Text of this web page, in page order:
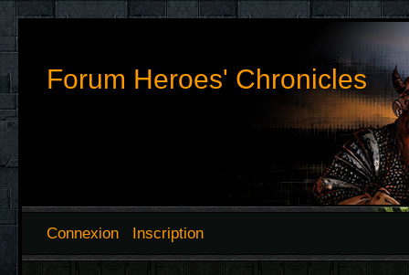
Forum Heroes' Chronicles
Connexion Inscription